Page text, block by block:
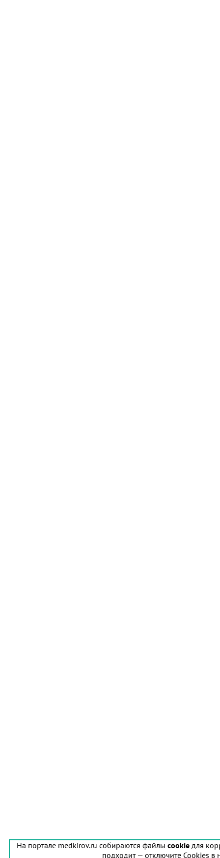
На портале medkirov.ru собираются файлы cookie для
подходит — отключите Cookies в